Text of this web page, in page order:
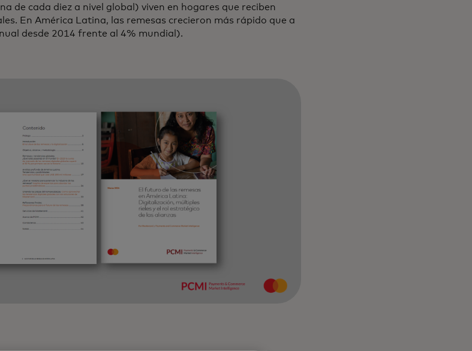
de cada diez a nivel global) viven en hogares que reciben
En América Latina, las remesas crecieron más rápido que a
desde 2014 frente al 4% mundial).